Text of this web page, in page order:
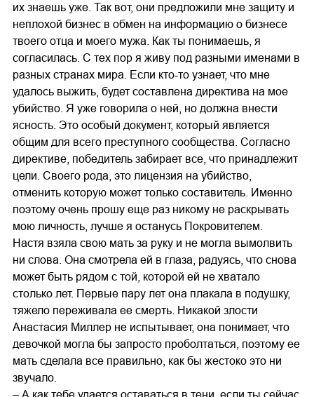
их знаешь уже. Так вот, они предложили мне защиту и
неплохой бизнес в обмен на информацию о бизнесе
твоего отца и моего мужа. Как ты понимаешь, я
согласилась. С тех пор я живу под разными именами в
разных странах мира. Если кто-то узнает, что мне
удалось выжить, будет составлена директива на мое
убийство. Я уже говорила о ней, но должна внести
ясность. Это особый документ, который является
общим для всего преступного сообщества. Согласно
директиве, победитель забирает все, что принадлежит
цели. Своего рода, это лицензия на убийство,
отменить которую может только составитель. Именно
поэтому очень прошу еще раз никому не раскрывать
мою личность, лучше я останусь Покровителем.
Настя взяла свою мать за руку и не могла вымолвить
ни слова. Она смотрела ей в глаза, радуясь, что снова
может быть рядом с той, которой ей не хватало
столько лет. Первые пару лет она плакала в подушку,
тяжело переживала ее смерть. Никакой злости
Анастасия Миллер не испытывает, она понимает, что
девочкой могла бы запросто проболтаться, поэтому ее
мать сделала все правильно, как бы жестоко это ни
звучало.
– А как тебе удается оставаться в тени, если ты сейчас